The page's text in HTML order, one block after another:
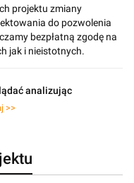
projektu zmiany
do pozwolenia
bezpłatną zgodę na
jak i nieistotnych.
analizując
>>